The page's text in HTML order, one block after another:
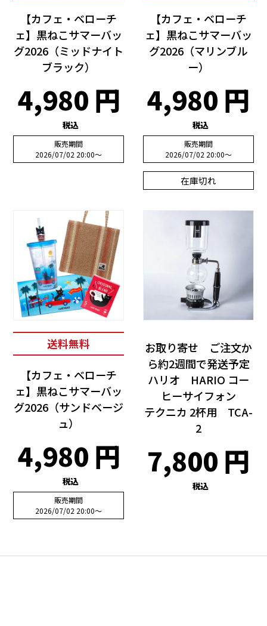
【カフェ・ベローチ
ェ】黒ねこサマーバッ
グ2026（ミッドナイト
ブラック）
4,980
税込
販売期間
2026/07/02 20:00〜
【カフェ・ベローチ
ェ】黒ねこサマーバッ
グ2026（マリンブル
ー）
4,980
税込
販売期間
2026/07/02 20:00〜
在庫切れ
送料無料
【カフェ・ベローチ
ェ】黒ねこサマーバッ
グ2026（サンドベージ
ュ）
4,980
税込
販売期間
2026/07/02 20:00〜
お取り寄せ ご注文か
ら約2週間で発送予定
ハリオ HARIO コー
ヒーサイフォン
テクニカ 2杯用 TCA-
2
7,800
税込